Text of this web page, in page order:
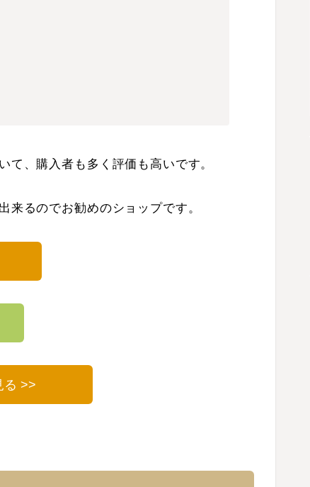
て、購入者も多く評価も高いです。
来るのでお勧めのショップです。
る >>